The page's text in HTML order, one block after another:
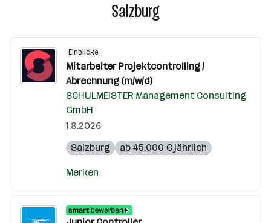
Salzburg
Einblicke
Mitarbeiter Projektcontrolling /
Abrechnung (m/w/d)
SCHULMEISTER Management Consulting
GmbH
1.8.2026
Salzburg
ab 45.000 € jährlich
Merken